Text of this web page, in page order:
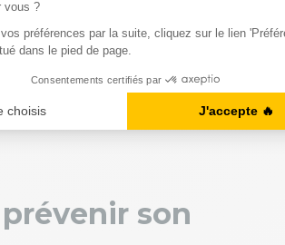
le CPF dans leur politique de
domaines utiles à l'entreprise, et
. Votre employeur ne peut jamais
son